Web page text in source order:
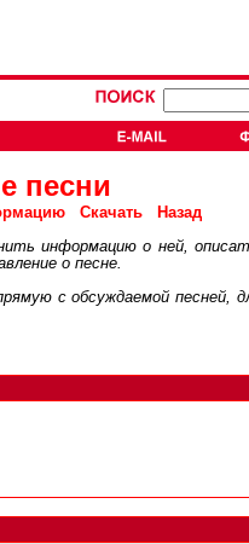
песни
Скачать
Назад
информацию о ней,
о песне.
с обсуждаемой песней,